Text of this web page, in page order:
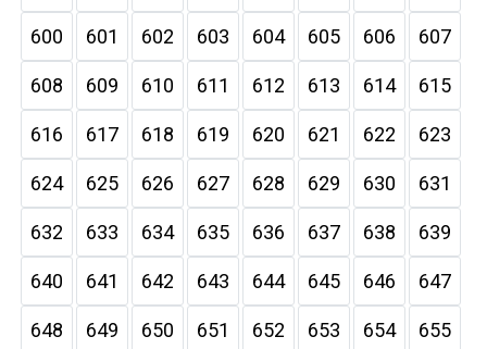
600 601 602 603 604 605 606 607
608 609 610 611 612 613 614 615
616 617 618 619 620 621 622 623
624 625 626 627 628 629 630 631
632 633 634 635 636 637 638 639
640 641 642 643 644 645 646 647
648 649 650 651 652 653 654 655